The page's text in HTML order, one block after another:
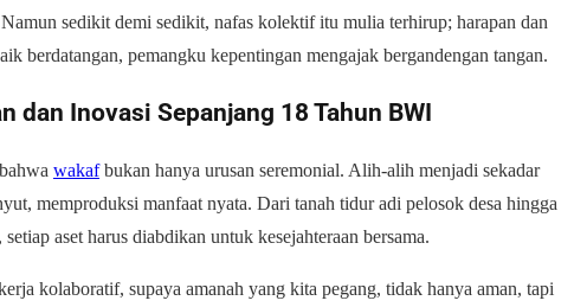
sedikit demi sedikit, nafas kolektif itu mulia terhirup; harapan dan
berdatangan, pemangku kepentingan mengajak bergandengan tangan.
dan Inovasi Sepanjang 18 Tahun BWI
wakafbukan hanya urusan seremonial. Alih-alih menjadi sekadar
memproduksi manfaat nyata. Dari tanah tidur adi pelosok desa hingga
aset harus diabdikan untuk kesejahteraan bersama.
kolaboratif, supaya amanah yang kita pegang, tidak hanya aman, tapi